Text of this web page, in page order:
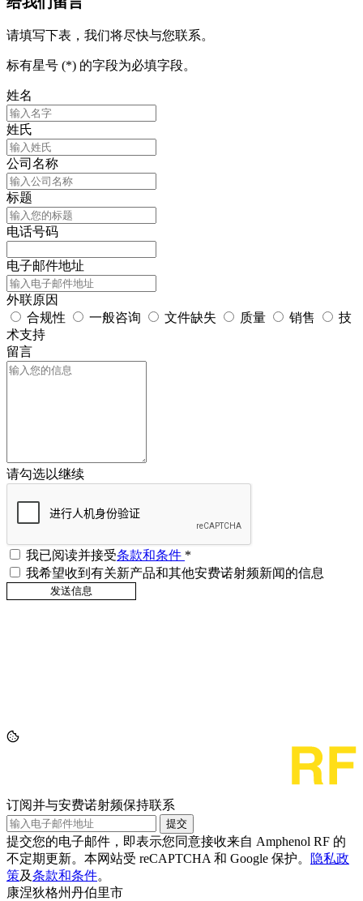
请填写下表，我们将尽快与您联系。
标有星号 (*) 的字段为必填字段。
姓名
姓氏
公司名称
标题
电话号码
电子邮件地址
外联原因
合规性
一般咨询 文件缺失 质量 销售
技
术支持
留言
请勾选以继续
我已阅读并接受条款和条件 *
我希望收到有关新产品和其他安费诺射频新闻的信息
订阅并与安费诺射频保持联系
提交
提交您的电子邮件，即表示您同意接收来自 Amphenol RF 的
不定期更新。本网站受 reCAPTCHA 和 Google 保护。
隐私政
策及条款和条件。
康涅狄格州丹伯里市